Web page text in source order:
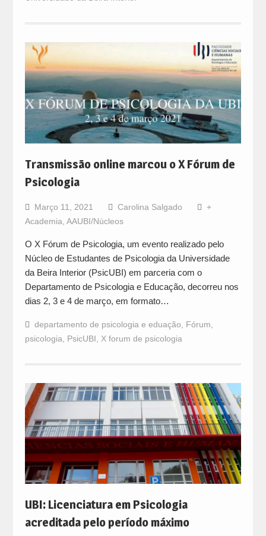
Transmissão online marcou o X Fórum de
Psicologia
Março 11, 2021 Carolina Salgado
+
Academia AAUBI/Núcleos
O X Fórum de Psicologia, um evento realizado pelo
Núcleo de Estudantes de Psicologia da Universidade
da Beira Interior (PsicUBI) em parceria com o
Departamento de Psicologia e Educação, decorreu nos
dias 2, 3 e 4 de março, em formato…
departamento de psicologia e eduação Fórum
psicologia
PsicUBI X forum de psicologia
UBI: Licenciatura em Psicologia
acreditada pelo período máximo